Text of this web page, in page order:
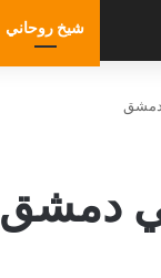
شيخ روحاني
دمشق